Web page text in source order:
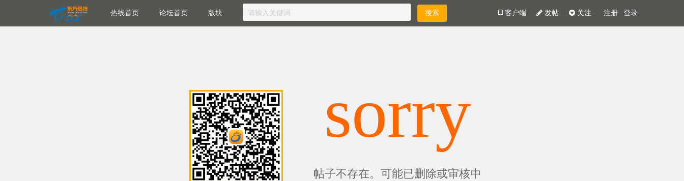
热线首页 论坛首页 版块 注册 登录
关注
发帖
客户端
sorry
帖子不存在。可能已删除或审核中